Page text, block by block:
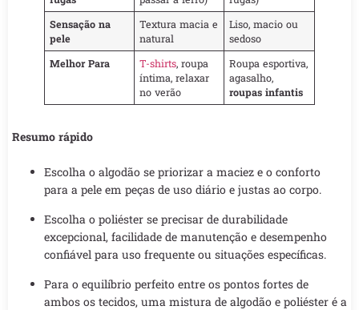
Sensação na
pele
Textura macia e
natural
Liso, macio ou
sedoso
Melhor Para
T-shirts, roupa
íntima, relaxar
no verão
Roupa esportiva,
agasalho,
roupas infantis
Resumo rápido
Escolha o algodão se priorizar a maciez e o conforto
para a pele em peças de uso diário e justas ao corpo.
Escolha o poliéster se precisar de durabilidade
excepcional, facilidade de manutenção e desempenho
confiável para uso frequente ou situações específicas.
Para o equilíbrio perfeito entre os pontos fortes de
ambos os tecidos, uma mistura de algodão e poliéster é a